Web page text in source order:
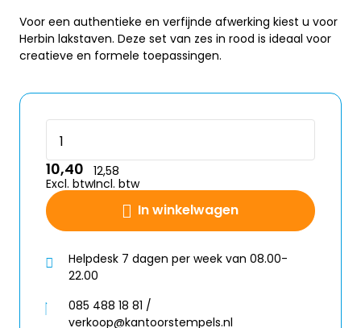
Voor een authentieke en verfijnde afwerking kiest u voor
Herbin lakstaven. Deze set van zes in rood is ideaal voor
creatieve en formele toepassingen.
In winkelwagen
10,40
Excl. btw
12,58
Incl. btw
Helpdesk 7 dagen per week van 08.00-
22.00
085 488 18 81 /
verkoop@kantoorstempels.nl